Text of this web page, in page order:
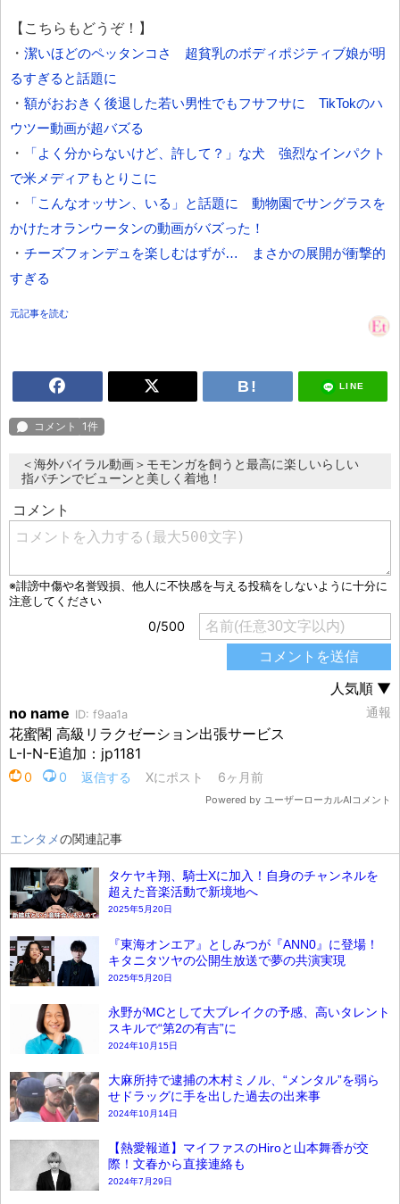
【こちらもどうぞ！】
・ 潔いほどのペッタンコさ 超貧乳のボディポジティブ娘が明
るすぎると話題に
・ 額がおおきく後退した若い男性でもフサフサに TikTokのハ
ウツー動画が超バズる
・
「よく分からないけど、許して？」な犬 強烈なインパクト
で米メディアもとりこに
・
「こんなオッサン、いる」と話題に 動物園でサングラスを
かけたオランウータンの動画がバズった！
・ チーズフォンデュを楽しむはずが… まさかの展開が衝撃的
すぎる
元記事を読む
LINE
＜海外バイラル動画＞モモンガを飼うと最高に楽しいらしい
指パチンでビューンと美しく着地！
エンタメの関連記事
タケヤキ翔、騎士Xに加入！自身のチャンネルを
超えた音楽活動で新境地へ
2025年5月20日
『東海オンエア』としみつが『ANN0』に登場！
キタニタツヤの公開生放送で夢の共演実現
2025年5月20日
永野がMCとして大ブレイクの予感、高いタレント
スキルで“第2の有吉”に
2024年10月15日
大麻所持で逮捕の木村ミノル、“メンタル”を弱ら
せドラッグに手を出した過去の出来事
2024年10月14日
【熱愛報道】マイファスのHiroと山本舞香が交
際！文春から直接連絡も
2024年7月29日